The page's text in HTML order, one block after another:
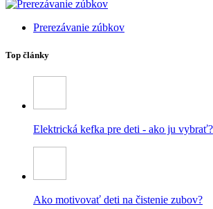
Prerezávanie zúbkov
Top články
Elektrická kefka pre deti - ako ju vybrať?
Ako motivovať deti na čistenie zubov?